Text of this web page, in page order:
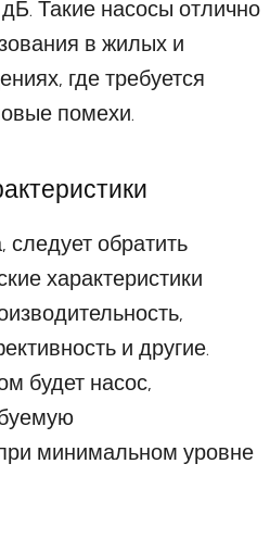
Такие насосы отлично
в жилых и
где требуется
помехи.
обратить
характеристики
и другие.
будет насос,
минимальном уровне